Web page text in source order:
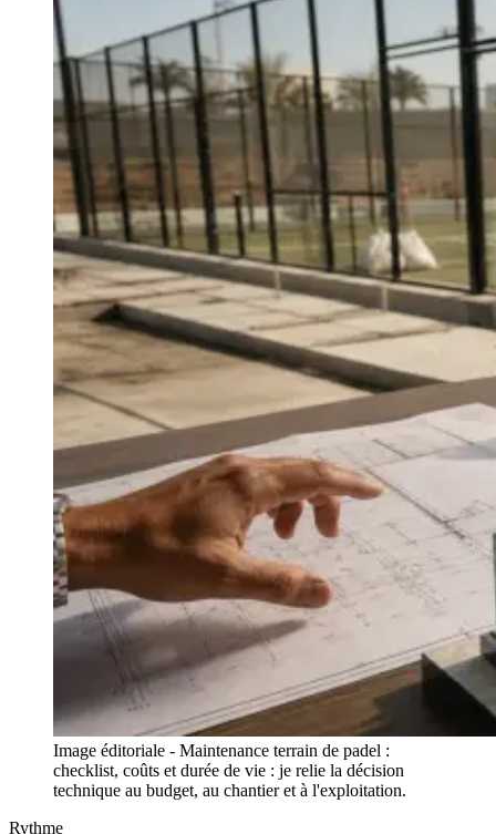
Image éditoriale - Maintenance terrain de padel :
checklist, coûts et durée de vie : je relie la décision
technique au budget, au chantier et à l'exploitation.
Rythme